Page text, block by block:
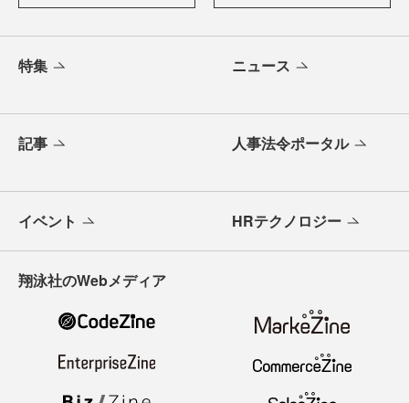
特集 ニュース
記事 人事法令ポータル
イベント HRテクノロジー
翔泳社のWebメディア